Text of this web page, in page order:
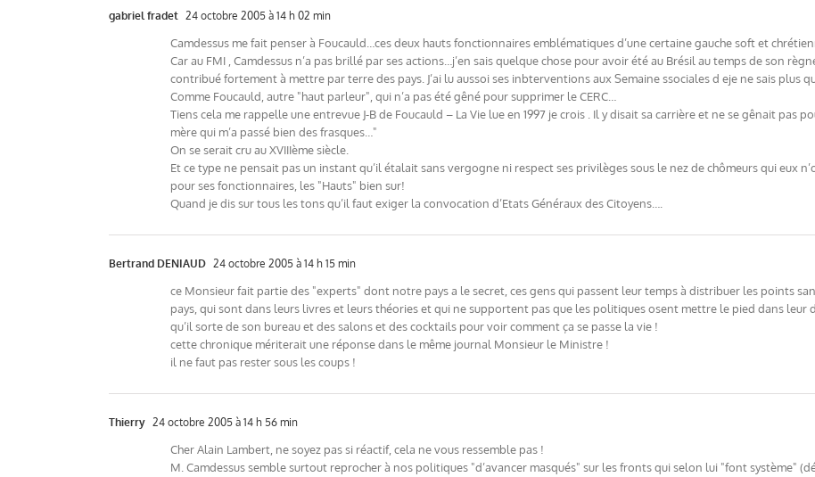
gabriel fradet 24 octobre 2005 à 14 h 02 min
Camdessus me fait penser à Foucauld…ces deux hauts fonctionnaires emblématiques d’une certaine gauche soft et
Car au FMI , Camdessus n’a pas brillé par ses actions…j’en sais quelque chose pour avoir été au Brésil au temps de son
contribué fortement à mettre par terre des pays. J’ai lu aussoi ses inbterventions aux Semaine ssociales d eje ne sais plus
Comme Foucauld, autre "haut parleur", qui n’a pas été gêné pour supprimer le CERC…
Tiens cela me rappelle une entrevue J-B de Foucauld – La Vie lue en 1997 je crois . Il y disait sa carrière et ne se gênait pas
mère qui m’a passé bien des frasques…"
On se serait cru au XVIIIème siècle.
Et ce type ne pensait pas un instant qu’il étalait sans vergogne ni respect ses privilèges sous le nez de chômeurs qui eux
pour ses fonctionnaires, les "Hauts" bien sur!
Quand je dis sur tous les tons qu’il faut exiger la convocation d’Etats Généraux des Citoyens….
Bertrand DENIAUD 24 octobre 2005 à 14 h 15 min
ce Monsieur fait partie des "experts" dont notre pays a le secret, ces gens qui passent leur temps à distribuer les points
pays, qui sont dans leurs livres et leurs théories et qui ne supportent pas que les politiques osent mettre le pied dans leur
qu’il sorte de son bureau et des salons et des cocktails pour voir comment ça se passe la vie !
cette chronique mériterait une réponse dans le même journal Monsieur le Ministre !
il ne faut pas rester sous les coups !
Thierry 24 octobre 2005 à 14 h 56 min
Cher Alain Lambert, ne soyez pas si réactif, cela ne vous ressemble pas !
M. Camdessus semble surtout reprocher à nos politiques "d’avancer masqués" sur les fronts qui selon lui "font système"